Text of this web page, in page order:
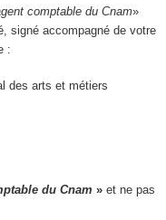
comptable du Cnam»
signé accompagné de votre
:
des arts et métiers
du Cnam » et ne pas